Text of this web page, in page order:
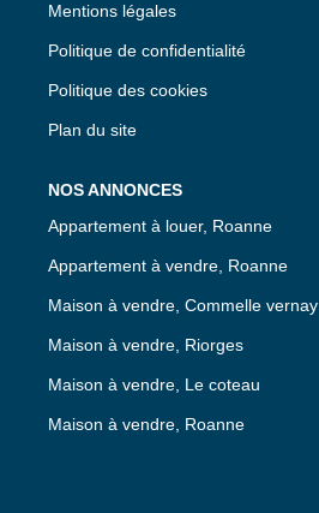
Mentions légales
Politique de confidentialité
Politique des cookies
Plan du site
NOS ANNONCES
Appartement à louer, Roanne
Appartement à vendre, Roanne
Maison à vendre, Commelle vernay
Maison à vendre, Riorges
Maison à vendre, Le coteau
Maison à vendre, Roanne